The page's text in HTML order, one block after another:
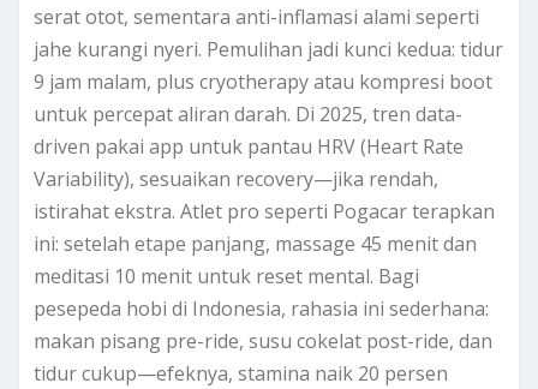
serat otot, sementara anti-inflamasi alami seperti
jahe kurangi nyeri. Pemulihan jadi kunci kedua: tidur
9 jam malam, plus cryotherapy atau kompresi boot
untuk percepat aliran darah. Di 2025, tren data-
driven pakai app untuk pantau HRV (Heart Rate
Variability), sesuaikan recovery—jika rendah,
istirahat ekstra. Atlet pro seperti Pogacar terapkan
ini: setelah etape panjang, massage 45 menit dan
meditasi 10 menit untuk reset mental. Bagi
pesepeda hobi di Indonesia, rahasia ini sederhana:
makan pisang pre-ride, susu cokelat post-ride, dan
tidur cukup—efeknya, stamina naik 20 persen